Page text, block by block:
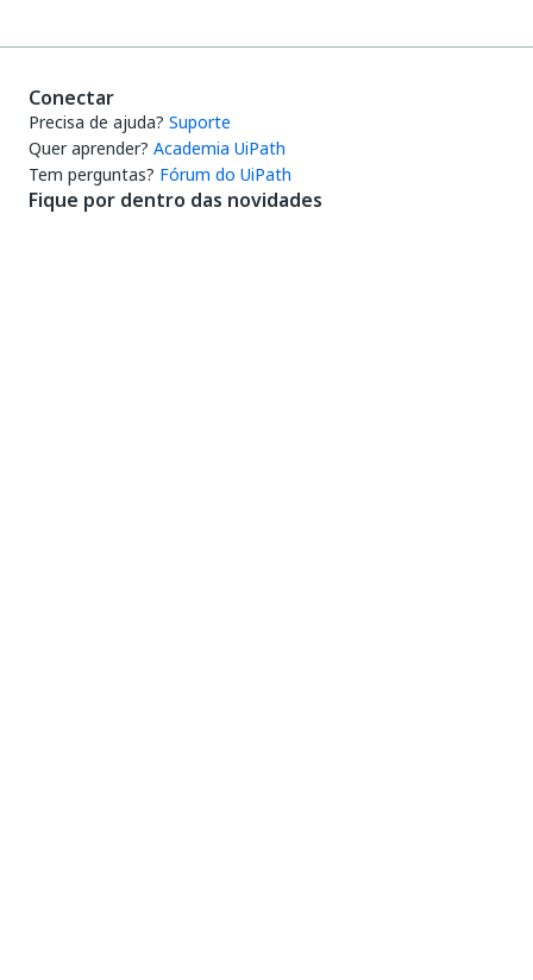
Conectar
Precisa de ajuda? Suporte
Quer aprender? Academia UiPath
Tem perguntas? Fórum do UiPath
Fique por dentro das novidades